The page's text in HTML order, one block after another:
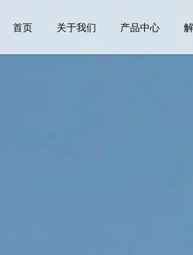
首页 关于我们 产品中心